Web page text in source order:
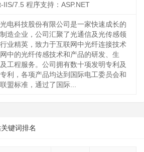
IIS/7.5 程序支持：ASP.NET
光电科技股份有限公司是一家快速成长的
造企业，公司汇聚了光通信及光传感领
业精英，致力于互联网中光纤连接技术
中的光纤传感技术和产品的研发、生
工程服务。公司拥有数十项发明专利及
利，各项产品均达到国际电工委员会和
盟标准，通过了国际...
键词排名